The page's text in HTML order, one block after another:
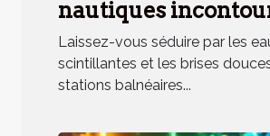
nautiques
en station balnéaire
méridionale
Laissez-vous séduire par les
scintillantes et les brises
stations balnéaires...